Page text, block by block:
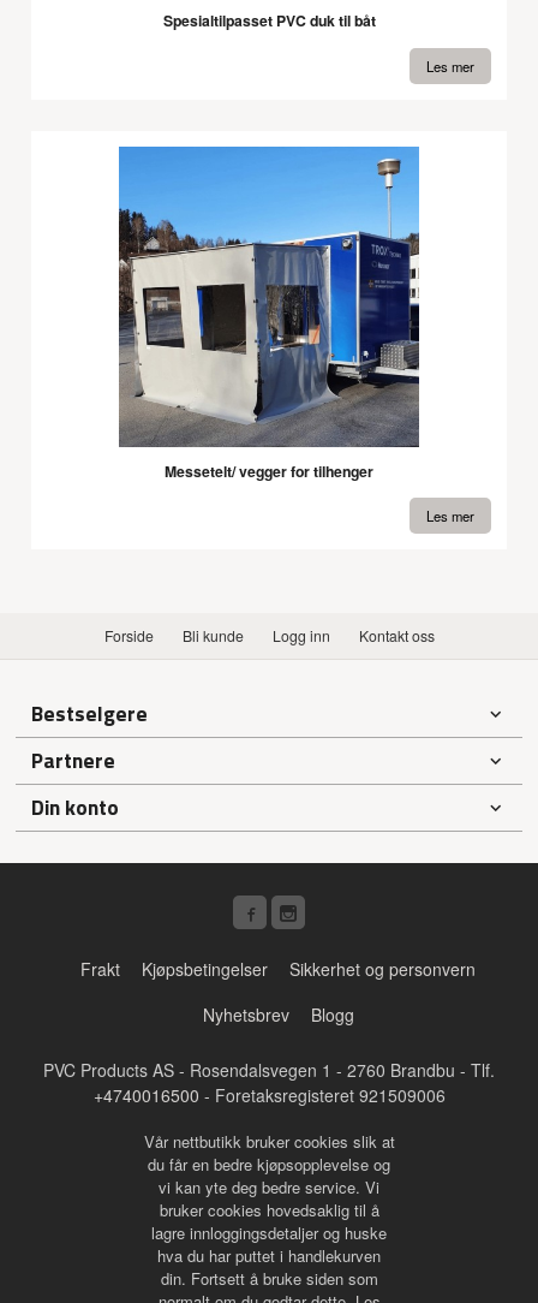
Spesialtilpasset PVC duk til båt
Les mer
Messetelt/ vegger for tilhenger
Les mer
Forside Bli kunde Logg inn Kontakt oss
Bestselgere
Partnere
Din konto
Frakt Kjøpsbetingelser
Sikkerhet og personvern
Nyhetsbrev
Blogg
PVC Products AS - Rosendalsvegen 1 - 2760 Brandbu - Tlf.
+4740016500 - Foretaksregisteret 921509006
Vår nettbutikk bruker cookies slik at
du får en bedre kjøpsopplevelse og
vi kan yte deg bedre service. Vi
bruker cookies hovedsaklig til å
lagre innloggingsdetaljer og huske
hva du har puttet i handlekurven
din. Fortsett å bruke siden som